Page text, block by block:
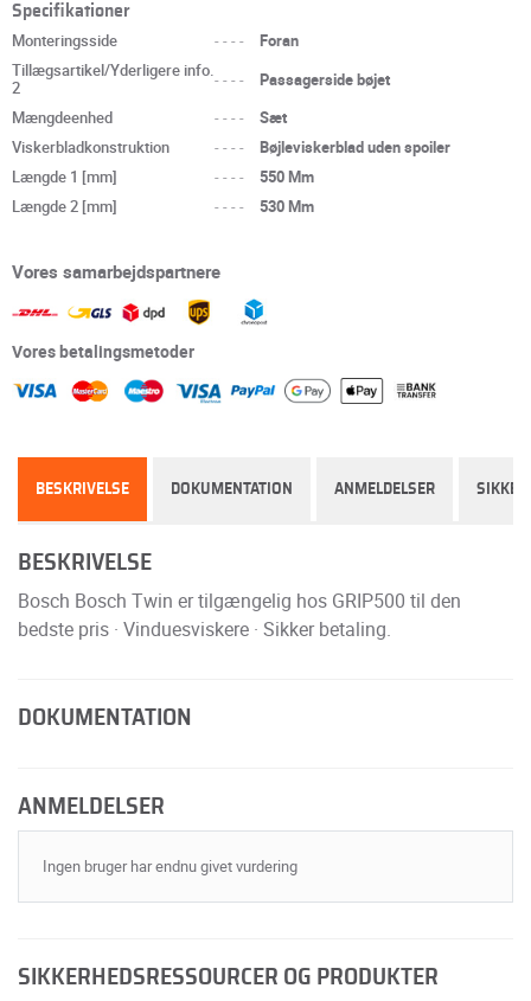
Specifikationer
Monteringsside ----
Foran
Tillægsartikel/Yderligere info.
2
----
Passagerside bøjet
Mængdeenhed
----
Sæt
Viskerbladkonstruktion
----
Bøjleviskerblad uden spoiler
Længde 1 [mm]
----
550 Mm
Længde 2 [mm]
---- 530 Mm
Vores samarbejdspartnere
Vores betalingsmetoder
BESKRIVELSE DOKUMENTATION ANMELDELSER
BESKRIVELSE
Bosch Bosch Twin er tilgængelig hos GRIP500 til den
bedste pris · Vinduesviskere · Sikker betaling.
DOKUMENTATION
ANMELDELSER
Ingen bruger har endnu givet vurdering
SIKKERHEDSRESSOURCER OG PRODUKTER